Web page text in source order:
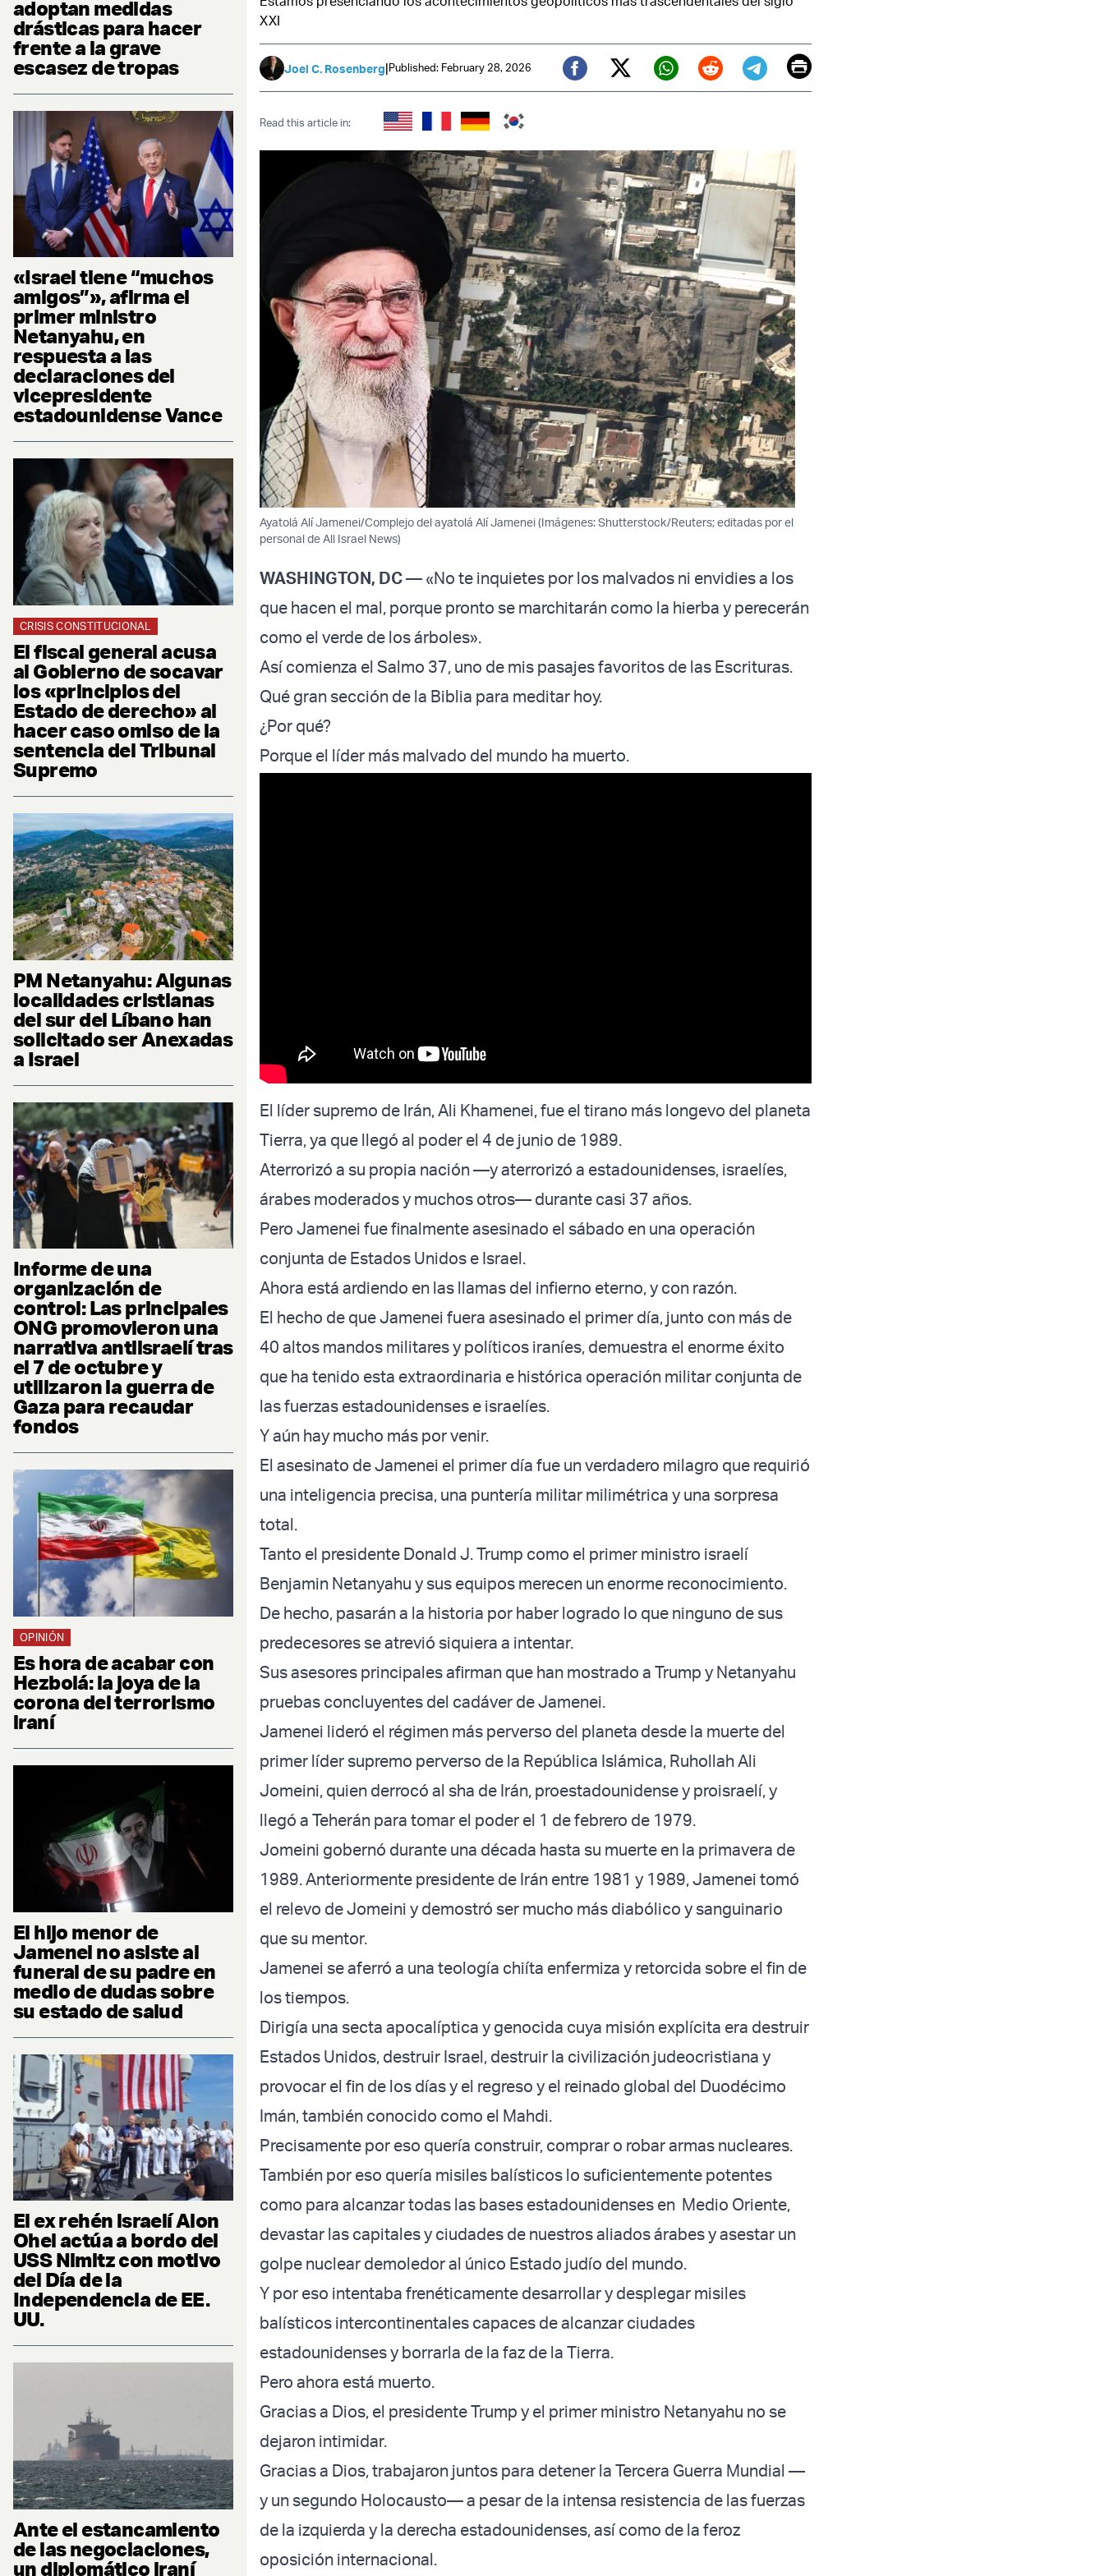
adoptan medidas
drásticas para hacer
frente a la grave
escasez de tropas
«Israel tiene “muchos
amigos”», afirma el
primer ministro
Netanyahu, en
respuesta a las
declaraciones del
vicepresidente
estadounidense Vance
CRISIS CONSTITUCIONAL
El fiscal general acusa
al Gobierno de socavar
los «principios del
Estado de derecho» al
hacer caso omiso de la
sentencia del Tribunal
Supremo
PM Netanyahu: Algunas
localidades cristianas
del sur del Líbano han
solicitado ser Anexadas
a Israel
Informe de una
organización de
control: Las principales
ONG promovieron una
narrativa antiisraelí tras
el 7 de octubre y
utilizaron la guerra de
Gaza para recaudar
fondos
OPINIÓN
Es hora de acabar con
Hezbolá: la joya de la
corona del terrorismo
iraní
El hijo menor de
Jamenei no asiste al
funeral de su padre en
medio de dudas sobre
su estado de salud
El ex rehén israelí Alon
Ohel actúa a bordo del
USS Nimitz con motivo
del Día de la
Independencia de EE.
UU.
Ante el estancamiento
de las negociaciones,
un diplomático iraní
XXI
Joel C. Rosenberg|Published: February 28, 2026
Facebook
Twitter (X)
Whatsapp
RedditTelegram
EmailPrint
Read this article in:
Ayatolá Alí Jamenei/Complejo del ayatolá Alí Jamenei (Imágenes: Shutterstock/Reuters; editadas por el
personal de All Israel News)
WASHINGTON, DC— «No te inquietes por los malvados ni envidies a los
que hacen el mal, porque pronto se marchitarán como la hierba y perecerán
como el verde de los árboles».
Así comienza el Salmo 37, uno de mis pasajes favoritos de las Escrituras.
Qué gran sección de la Biblia para meditar hoy.
¿Por qué?
Porque el líder más malvado del mundo ha muerto.
El líder supremo de Irán, Ali Khamenei, fue el tirano más longevo del planeta
Tierra, ya que llegó al poder el 4 de junio de 1989.
Aterrorizó a su propia nación —y aterrorizó a estadounidenses, israelíes,
árabes moderados y muchos otros— durante casi 37 años.
Pero Jamenei fue finalmente asesinado el sábado en una operación
conjunta de Estados Unidos e Israel.
Ahora está ardiendo en las llamas del infierno eterno, y con razón.
El hecho de que Jamenei fuera asesinado el primer día, junto con más de
40 altos mandos militares y políticos iraníes, demuestra el enorme éxito
que ha tenido esta extraordinaria e histórica operación militar conjunta de
las fuerzas estadounidenses e israelíes.
Y aún hay mucho más por venir.
El asesinato de Jamenei el primer día fue un verdadero milagro que requirió
una inteligencia precisa, una puntería militar milimétrica y una sorpresa
total.
Tanto el presidente Donald J. Trump como el primer ministro israelí
Benjamin Netanyahu y sus equipos merecen un enorme reconocimiento.
De hecho, pasarán a la historia por haber logrado lo que ninguno de sus
predecesores se atrevió siquiera a intentar.
Sus asesores principales afirman que han mostrado a Trump y Netanyahu
pruebas concluyentes del cadáver de Jamenei.
Jamenei lideró el régimen más perverso del planeta desde la muerte del
primer líder supremo perverso de la República Islámica, Ruhollah Ali
Jomeini, quien derrocó al sha de Irán, proestadounidense y proisraelí, y
llegó a Teherán para tomar el poder el 1 de febrero de 1979.
Jomeini gobernó durante una década hasta su muerte en la primavera de
1989. Anteriormente presidente de Irán entre 1981 y 1989, Jamenei tomó
el relevo de Jomeini y demostró ser mucho más diabólico y sanguinario
que su mentor.
Jamenei se aferró a una teología chiíta enfermiza y retorcida sobre el fin de
los tiempos.
Dirigía una secta apocalíptica y genocida cuya misión explícita era destruir
Estados Unidos, destruir Israel, destruir la civilización judeocristiana y
provocar el fin de los días y el regreso y el reinado global del Duodécimo
Imán, también conocido como el Mahdi.
Precisamente por eso quería construir, comprar o robar armas nucleares.
También por eso quería misiles balísticos lo suficientemente potentes
como para alcanzar todas las bases estadounidenses en Medio Oriente,
devastar las capitales y ciudades de nuestros aliados árabes y asestar un
golpe nuclear demoledor al único Estado judío del mundo.
Y por eso intentaba frenéticamente desarrollar y desplegar misiles
balísticos intercontinentales capaces de alcanzar ciudades
estadounidenses y borrarla de la faz de la Tierra.
Pero ahora está muerto.
Gracias a Dios, el presidente Trump y el primer ministro Netanyahu no se
dejaron intimidar.
Gracias a Dios, trabajaron juntos para detener la Tercera Guerra Mundial —
y un segundo Holocausto— a pesar de la intensa resistencia de las fuerzas
de la izquierda y la derecha estadounidenses, así como de la feroz
oposición internacional.